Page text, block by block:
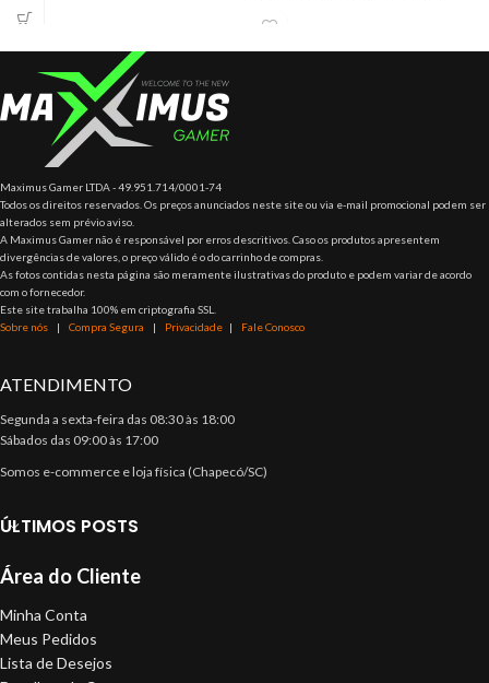
Quad Core 4GB 500GB 21,5”
Maximus Gamer LTDA - 49.951.714/0001-74
Todos os direitos reservados. Os preços anunciados neste site ou via e-mail promocional podem ser
alterados sem prévio aviso.
A Maximus Gamer não é responsável por erros descritivos. Caso os produtos apresentem
divergências de valores, o preço válido é o do carrinho de compras.
As fotos contidas nesta página são meramente ilustrativas do produto e podem variar de acordo
com o fornecedor.
Este site trabalha 100% em criptografia SSL.
Sobre nós | Compra Segura | Privacidade | Fale Conosco
ATENDIMENTO
Segunda a sexta-feira das 08:30 às 18:00
Sábados das 09:00 às 17:00
Somos e-commerce e loja física (Chapecó/SC)
ÚLTIMOS POSTS
Área do Cliente
Minha Conta
Meus Pedidos
Lista de Desejos